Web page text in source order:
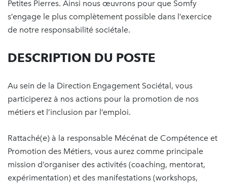
Petites Pierres. Ainsi nous œuvrons pour que Somfy
s’engage le plus complètement possible dans l’exercice
de notre responsabilité sociétale.
DESCRIPTION DU POSTE
Au sein de la Direction Engagement Sociétal, vous
participerez à nos actions pour la promotion de nos
métiers et l’inclusion par l’emploi.
Rattaché(e) à la responsable Mécénat de Compétence et
Promotion des Métiers, vous aurez comme principale
mission d’organiser des activités (coaching, mentorat,
expérimentation) et des manifestations (workshops,